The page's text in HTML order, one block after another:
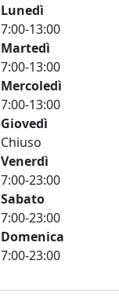
Lunedì
7:00-13:00
Martedì
7:00-13:00
Mercoledì
7:00-13:00
Giovedì
Chiuso
Venerdì
7:00-23:00
Sabato
7:00-23:00
Domenica
7:00-23:00